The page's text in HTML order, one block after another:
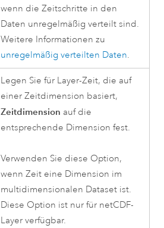
wenn die Zeitschritte in den
Daten unregelmäßig verteilt sind.
Weitere Informationen zu
unregelmäßig verteilten Daten.
Legen Sie für Layer-Zeit, die auf
einer Zeitdimension basiert,
Zeitdimension auf die
entsprechende Dimension fest.
Verwenden Sie diese Option,
wenn Zeit eine Dimension im
multidimensionalen Dataset ist.
Diese Option ist nur für netCDF-
Layer verfügbar.